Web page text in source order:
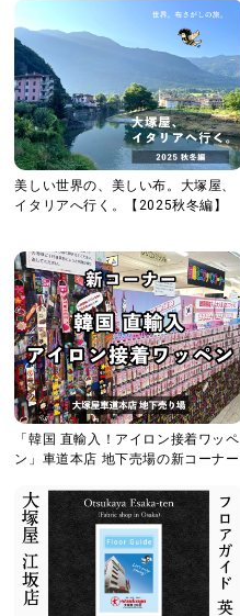
美しい世界の、美しい布。大塚屋、
イタリアへ行く。【2025秋冬編】
「韓国 直輸入！アイロン接着ワッペ
ン」車道本店 地下売場の新コーナー